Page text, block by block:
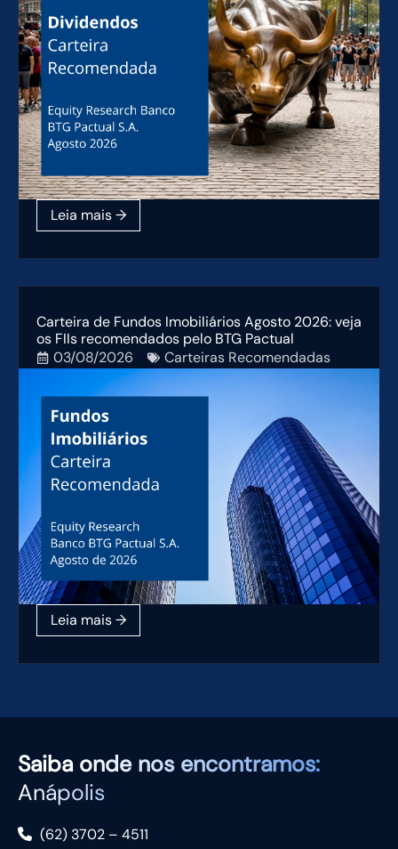
Carteira de Fundos Imobiliários Agosto 2026: veja
os FIIs recomendados pelo BTG Pactual
03/08/2026
Carteiras Recomendadas
Saiba onde nos encontramos:
Anápolis
(62) 3702 – 4511